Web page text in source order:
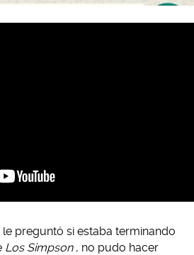
preguntó si estaba terminando
Los Simpson , no pudo hacer